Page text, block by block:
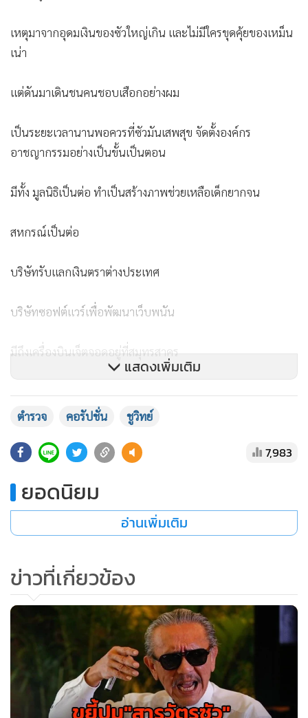
เหตุมาจากอุดมเงินของซัวใหญ่เกิน และไม่มีใครขุดคุ้ยของเหม็น
เน่า
แต่ดันมาเดินชนคนชอบเสือกอย่างผม
เป็นระยะเวลานานพอควรที่ซัวมันเสพสุข จัดตั้งองค์กร
อาชญากรรมอย่างเป็นขั้นเป็นตอน
มีทั้ง มูลนิธิเป็นต่อ ทำเป็นสร้างภาพช่วยเหลือเด็กยากจน
สหกรณ์เป็นต่อ
บริษัทรับแลกเงินตราต่างประเทศ
บริษัทซอฟต์แวร์เพื่อพัฒนาเว็บพนัน
มีถึงเครื่องบินเจ็ตจอดอยู่ที่สมุทรสาคร
เงินไปฟอกที่ไหน
แสดงเพิ่มเติม
ตำรวจ คอรัปชั่น ชูวิทย์
7,983
ยอดนิยม
อ่านเพิ่มเติม
ข่าวที่เกี่ยวข้อง